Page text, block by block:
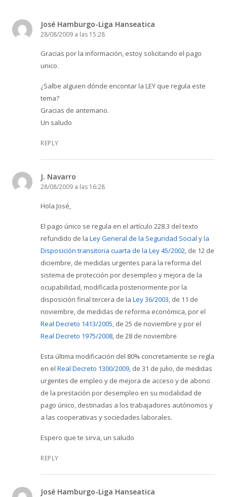
José Hamburgo-Liga Hanseatica
28/08/2009 a las 15:28
Gracias por la información, estoy solicitando el pago
unico.
¿Salbe alguien dónde encontar la LEY que regula este
tema?
Gracias de antemano.
Un saludo
REPLY
J. Navarro
28/08/2009 a las 16:28
Hola José,
El pago único se regula en el artículo 228.3 del texto
refundido de la Ley General de la Seguridad Social yla
Disposición transitoria cuarta de la Ley 45/2002, de 12 de
diciembre, de medidas urgentes para la reforma del
sistema de protección por desempleo y mejora de la
ocupabilidad, modificada posteriormente por la
disposición final tercera de la Ley 36/2003, de 11 de
noviembre, de medidas de reforma económica, por el
Real Decreto 1413/2005, de 25 de noviembre y por el
Real Decreto 1975/2008, de 28 de noviembre
Esta última modificación del 80% concretamente se regla
en el Real Decreto 1300/2009, de 31 de julio, de medidas
urgentes de empleo y de mejora de acceso y de abono
de la prestación por desempleo en su modalidad de
pago único, destinadas a los trabajadores autónomos y
a las cooperativas y sociedades laborales.
Espero que te sirva, un saludo
REPLY
José Hamburgo-Liga Hanseatica